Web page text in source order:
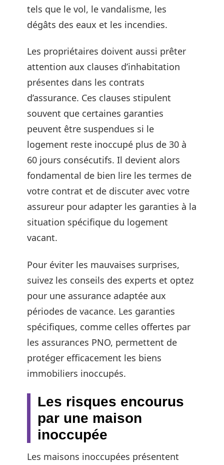
tels que le vol, le vandalisme, les
dégâts des eaux et les incendies.
Les propriétaires doivent aussi prêter
attention aux clauses d’inhabitation
présentes dans les contrats
d’assurance. Ces clauses stipulent
souvent que certaines garanties
peuvent être suspendues si le
logement reste inoccupé plus de 30 à
60 jours consécutifs. Il devient alors
fondamental de bien lire les termes de
votre contrat et de discuter avec votre
assureur pour adapter les garanties à la
situation spécifique du logement
vacant.
Pour éviter les mauvaises surprises,
suivez les conseils des experts et optez
pour une assurance adaptée aux
périodes de vacance. Les garanties
spécifiques, comme celles offertes par
les assurances PNO, permettent de
protéger efficacement les biens
immobiliers inoccupés.
Les risques encourus
par une maison
inoccupée
Les maisons inoccupées présentent